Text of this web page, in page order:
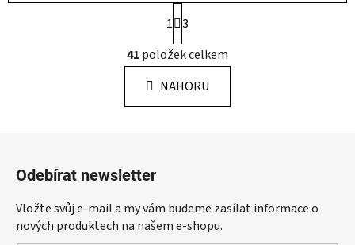
O
v
á
d
v
k
S
t
r
á
n
k
1 3
41 položek celkem
NAHORU
Odebírat newsletter
Vložte svůj e-mail a my vám budeme zasílat informace o
nových produktech na našem e-shopu.